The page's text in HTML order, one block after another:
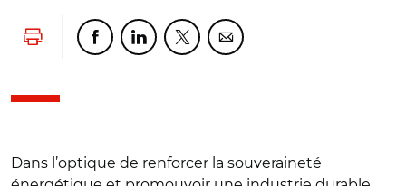
Lancer l'impressionPartager cette page sur Facebook
Partager cette page sur Linkedin
Partager cette page sur Twitter
Partager cette page sur
Dans l’optique de renforcer la souveraineté